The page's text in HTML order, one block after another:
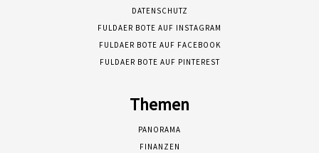
DATENSCHUTZ
FULDAER BOTE AUF INSTAGRAM
FULDAER BOTE AUF FACEBOOK
FULDAER BOTE AUF PINTEREST
Themen
PANORAMA
FINANZEN